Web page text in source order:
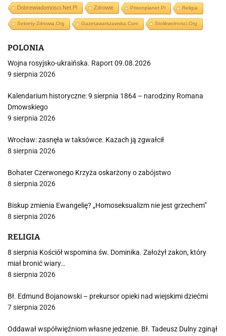
Dobrewiadomosci.net.pl Zdrowie Prisonplanet.pl Religia
Sekrety-Zdrowia.org Gazetawarszawska.com Stolikwolnosci.org
POLONIA
Wojna rosyjsko-ukraińska. Raport 09.08.2026
9 sierpnia 2026
Kalendarium historyczne: 9 sierpnia 1864 – narodziny Romana
Dmowskiego
9 sierpnia 2026
Wrocław: zasnęła w taksówce. Kazach ją zgwałcił
8 sierpnia 2026
Bohater Czerwonego Krzyża oskarżony o zabójstwo
8 sierpnia 2026
Biskup zmienia Ewangelię? „Homoseksualizm nie jest grzechem”
8 sierpnia 2026
RELIGIA
8 sierpnia Kościół wspomina św. Dominika. Założył zakon, który
miał bronić wiary…
8 sierpnia 2026
Bł. Edmund Bojanowski – prekursor opieki nad wiejskimi dziećmi
7 sierpnia 2026
Oddawał współwięźniom własne jedzenie. Bł. Tadeusz Dulny zginął